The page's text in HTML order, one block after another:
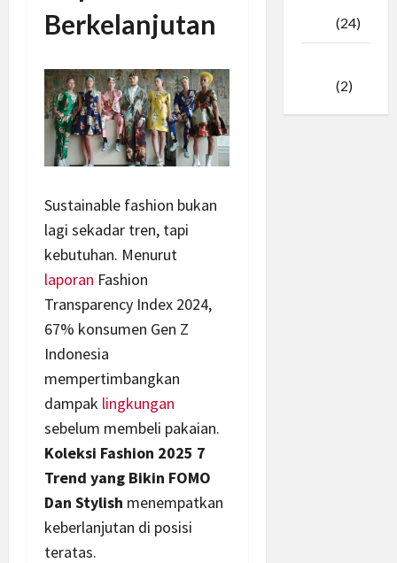
Berkelanjutan
Sustainable fashion bukan
lagi sekadar tren, tapi
kebutuhan. Menurut
laporan Fashion
Transparency Index 2024,
67% konsumen Gen Z
Indonesia
mempertimbangkan
dampak lingkungan
sebelum membeli pakaian.
Koleksi Fashion 2025 7
Trend yang Bikin FOMO
Dan Stylish menempatkan
keberlanjutan di posisi
teratas.
(24)
(2)